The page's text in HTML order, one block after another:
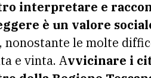
interpretare e
è un valore
nonostante le molte
e vinta. Avvicinare i